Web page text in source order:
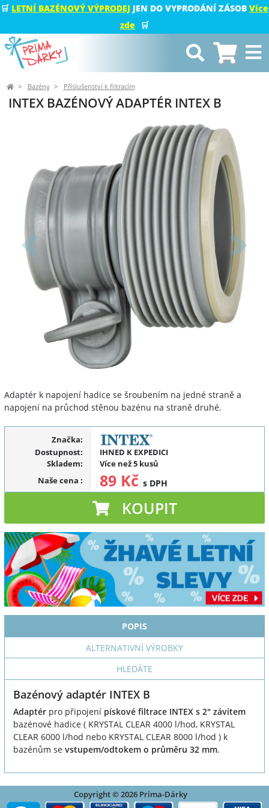
🛒 LETNÍ BAZÉNOVÝ VÝPRODEJ JEN DO VYPRODÁNÍ ZÁSOB Více
zde
🛒
Bazény Příslušenství k filtracím
INTEX BAZÉNOVÝ ADAPTÉR INTEX B
Předchozí Další
Adaptér k napojení hadice se šroubením na jedné straně a
napojení na průchod stěnou bazénu na straně druhé.
Značka:
Dostupnost:
IHNED K EXPEDICI
Skladem:
Více než 5 kusů
Naše cena : 89 Kč s DPH
KOUPIT
POPIS
ALTERNATIVNÍ VÝROBKY
HLEDÁTE
Bazénový adaptér INTEX B
Adaptér pro připojení pískové filtrace INTEX s 2" závitem
bazénové hadice ( KRYSTAL CLEAR 4000 l/hod, KRYSTAL
CLEAR 6000 l/hod nebo KRYSTAL CLEAR 8000 l/hod ) k
bazénům se vstupem/odtokem o průměru 32 mm.
Copyright © 2026 Prima-Dárky